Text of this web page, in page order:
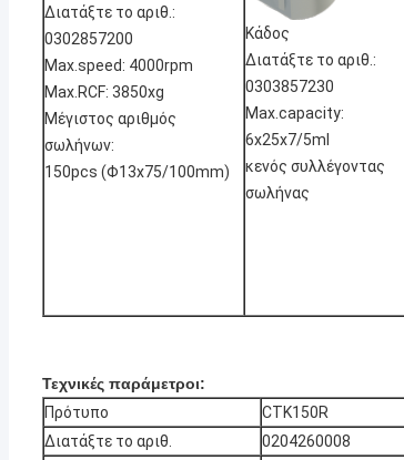
Διατάξτε το αριθ.:
0302857200
Max.speed: 4000rpm
Max.RCF: 3850xg
Μέγιστος αριθμός
σωλήνων:
150pcs (Φ13x75/100mm)
Κάδος
Διατάξτε το αριθ.:
0303857230
Max.capacity:
6x25x7/5ml
κενός συλλέγοντας
σωλήνας
Τεχνικές παράμετροι:
Πρότυπο
CTK150R
Διατάξτε το αριθ.
0204260008